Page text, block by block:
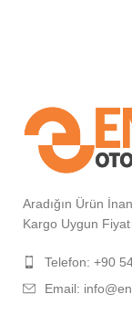
Aradığın Ürün
Kargo Uygun Fiyat
Telefon: +90
Email: